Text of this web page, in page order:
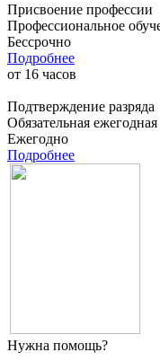
Присвоение профессии
Профессиональное
Бессрочно
Подробнее
от 16 часов
Подтверждение разряда
Обязательная
Ежегодно
Подробнее
Нужна помощь?